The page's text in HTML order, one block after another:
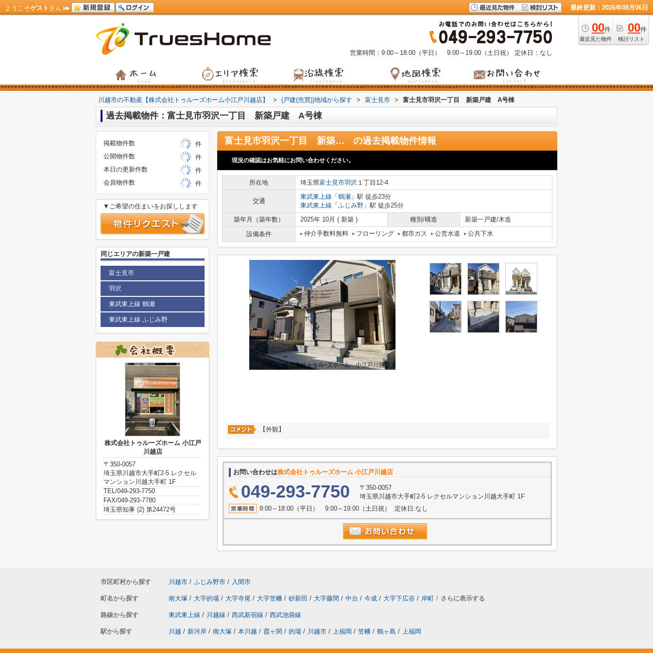
ようこそゲスト さん 最終更新：2026年08月06日
00件
最近見た物件
00件
検討リスト
営業時間：9:00～18:00（平日） 9:00～19:00（土日祝） 定休日：なし
川越市の不動産【株式会社トゥルーズホーム小江戸川越店】 > (戸建(売買))地域から探す > 富士見市 > 富士見市羽沢一丁目 新築戸建 A号棟
過去掲載物件：富士見市羽沢一丁目 新築戸建 A号棟
富士見市羽沢一丁目 新築戸建 A号棟 の過去掲載物件情報
現況の確認はお気軽にお問い合わせください。
所在地 埼玉県富士見市羽沢 １丁目12-4
交通
東武東上線 「 鶴瀬 」駅 徒歩23分
東武東上線 「 ふじみ野 」駅 徒歩25分
築年月（築年数）
2025年 10月 ( 新築 ) 種別/構造
新築一戸建/木造
設備条件
仲介手数料無料 フローリング 都市ガス 公営水道 公共下水
【外観】
お問い合わせは株式会社トゥルーズホーム 小江戸川越店
049-293-7750
〒350-0057
埼玉県川越市大手町2-5 レクセルマンション川越大手町 1F
9:00～18:00（平日） 9:00～19:00（土日祝） 定休日:なし
掲載物件数
件
公開物件数
件
本日の更新件数
件
会員物件数
件
▼ご希望の住まいをお探しします
同じエリアの新築一戸建
富士見市
羽沢
東武東上線 鶴瀬
東武東上線 ふじみ野
株式会社トゥルーズホーム 小江戸
川越店
〒350-0057
埼玉県川越市大手町2-5 レクセル
マンション川越大手町 1F
TEL/049-293-7750
FAX/049-293-7780
埼玉県知事 (2) 第24472号
市区町村から探す 川越市 / ふじみ野市 / 入間市
町名から探す 南大塚 / 大字的場 / 大字寺尾 / 大字笠幡 / 砂新田 / 大字藤間 / 中台 / 今成 / 大字下広谷 / 岸町 さらに表示する
路線から探す 東武東上線 / 川越線 / 西武新宿線 / 西武池袋線
駅から探す 川越 / 新河岸 / 南大塚 / 本川越 / 霞ヶ関 / 的場 / 川越市 / 上福岡 / 笠幡 / 鶴ヶ島 / 上福岡